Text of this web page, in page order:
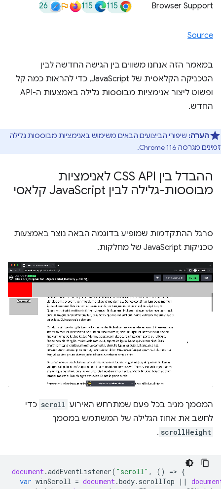
Browser Support
115
115
26
Source
במאמר הזה אנחנו משווים בין הגישה החדשה לבין
הטכניקה הקלאסית של JavaScript, כדי להראות כמה קל
ופשוט ליצור אנימציות מבוססות גלילה באמצעות ה-API
החדש.
הערה: שיפורי הביצועים הבאים משימוש באנימציות מבוססות גלילה
זמינים מגרסה Chrome 116.
ההבדל בין CSS API לאנימציות
מבוססות-גלילה לבין Java Script קלאסי
סרגל ההתקדמות שמופיע בדוגמה הבאה נוצר באמצעות
טכניקות JavaScript של מחלקות.
המסמך מגיב בכל פעם שמתרחש האירוע scroll כדי
לחשב את אחוז הגלילה של המשתמש במסמך
scrollHeight
.
document.addEventListener( "scroll" , () => {
var winScroll = document.body. scrollTop ||